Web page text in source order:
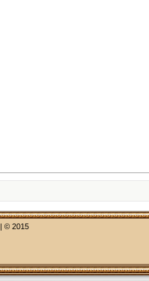
| © 2015